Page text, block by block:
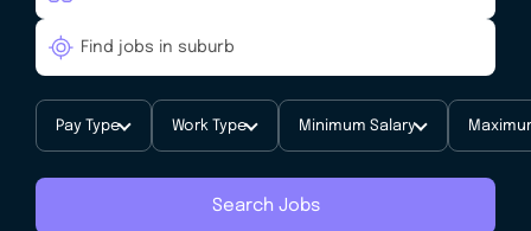
Pay Type Work Type Minimum Salary
Search Jobs